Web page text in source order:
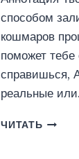
способом
кошмаров
поможет
справишься,
реальные
ЧИТАТЬ